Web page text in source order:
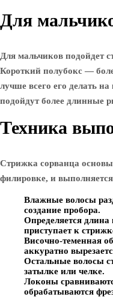
Для
Для мальчиков подойдет
Короткий полубокс —
лучше всего его делать
подойдут более длинные
Техника
Стрижка сорванца
филировке, и
Влажные волосы
создание пробора.
Определяется длина
приступает к
Височно-теменная
аккуратно
Остальные волосы
затылке или челке.
Локоны
обрабатываются